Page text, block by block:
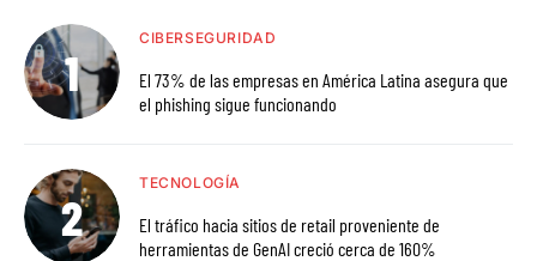
CIBERSEGURIDAD
El 73% de las empresas en América Latina asegura que
el phishing sigue funcionando
TECNOLOGÍA
El tráfico hacia sitios de retail proveniente de
herramientas de GenAI creció cerca de 160%